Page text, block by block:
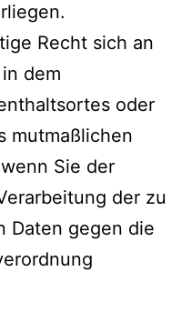
Recht sich an
dem
oder
mutmaßlichen
Sie der
der zu
Daten gegen die